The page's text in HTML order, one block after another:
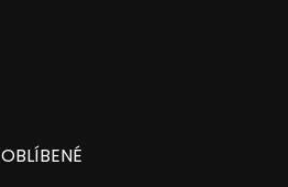
OBLÍBENÉ